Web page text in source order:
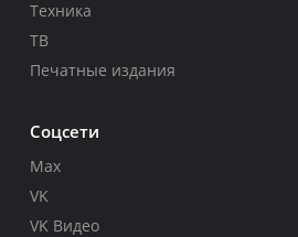
Техника
ТВ
Печатные издания
Соцсети
Max
VK
VK Видео